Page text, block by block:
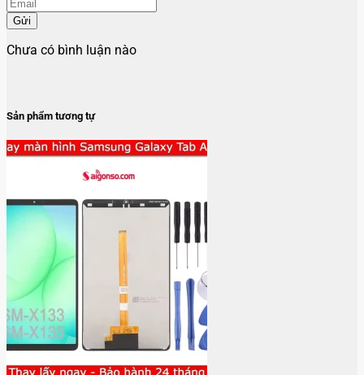
Gửi
Chưa có bình luận nào
Sản phẩm tương tự